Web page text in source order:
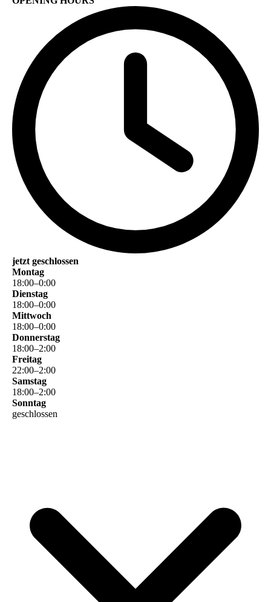
jetzt geschlossen
Montag
18:00–0:00
Dienstag
18:00–0:00
Mittwoch
18:00–0:00
Donnerstag
18:00–2:00
Freitag
22:00–2:00
Samstag
18:00–2:00
Sonntag
geschlossen